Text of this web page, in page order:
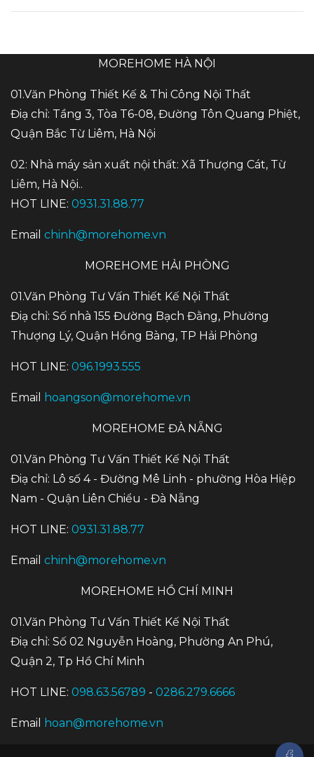
MOREHOME HÀ NỘI
01.Văn Phòng Thiết Kế & Thi Công Nội Thất
Điạ chỉ: Tầng 3, Tòa T6-08, Đường Tôn Quang Phiệt,
Quận Bắc Từ Liêm, Hà Nội
02: Nhà máy sản xuất nội thất: Xã Thượng Cát, Từ
Liêm, Hà Nội..
HOT LINE: 0931.31.88.77
Email chinh@morehome.vn
MOREHOME HẢI PHÒNG
01.Văn Phòng Tư Vấn Thiết Kế Nội Thất
Điạ chỉ: Số nhà 155 Đường Bạch Đằng, Phường
Thượng Lý, Quận Hồng Bàng, TP Hải Phòng
HOT LINE: 096.1993.555
Email hoangson@morehome.vn
MOREHOME ĐÀ NẴNG
01.Văn Phòng Tư Vấn Thiết Kế Nội Thất
Điạ chỉ: Lô số 4 - Đường Mê Linh - phường Hòa Hiệp
Nam - Quận Liên Chiểu - Đà Nẵng
HOT LINE: 0931.31.88.77
Email chinh@morehome.vn
MOREHOME HỒ CHÍ MINH
01.Văn Phòng Tư Vấn Thiết Kế Nội Thất
Điạ chỉ: Số 02 Nguyễn Hoàng, Phường An Phú,
Quận 2, Tp Hồ Chí Minh
HOT LINE: 098.63.56789 - 0286.279.6666
Email hoan@morehome.vn